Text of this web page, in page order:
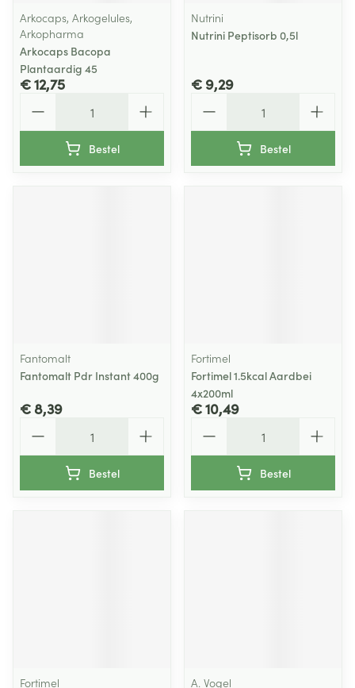
Arkocaps, Arkogelules,
Arkopharma
Arkocaps Bacopa
Plantaardig 45
€ 12,75
Bestel
Nutrini
Nutrini Peptisorb 0,5l
€ 9,29
Bestel
Fantomalt
Fantomalt Pdr Instant 400g
€ 8,39
Bestel
Fortimel
Fortimel 1.5kcal Aardbei
4x200ml
€ 10,49
Bestel
Fortimel A. Vogel